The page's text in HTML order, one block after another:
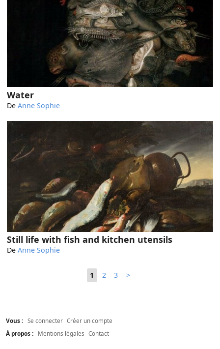
Water
DeAnne Sophie
Still life with fish and kitchen utensils
DeAnne Sophie
1 2 3 >
Vous : Se connecter Créer un compte
À propos :
Mentions légales Contact